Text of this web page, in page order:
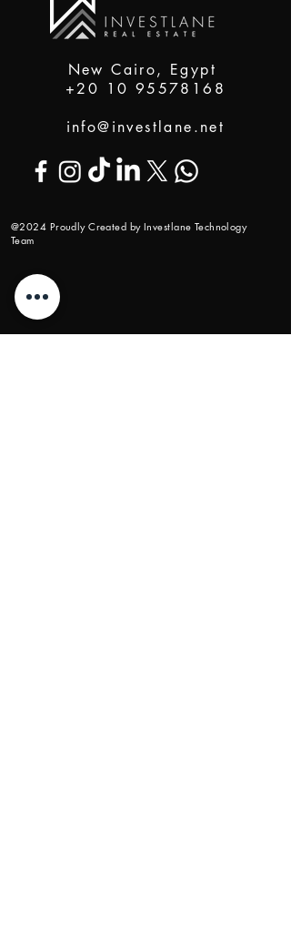
New Cairo, Egypt
+20 10 95578168
info@investlane.net
@2024 Proudly Created by Investlane Technology
Team